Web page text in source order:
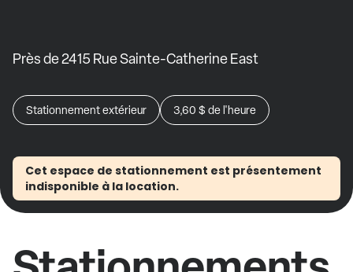
Près de 2415 Rue Sainte-Catherine East
Stationnement extérieur 3,60 $ de l'heure
Cet espace de stationnement est présentement
indisponible à la location.